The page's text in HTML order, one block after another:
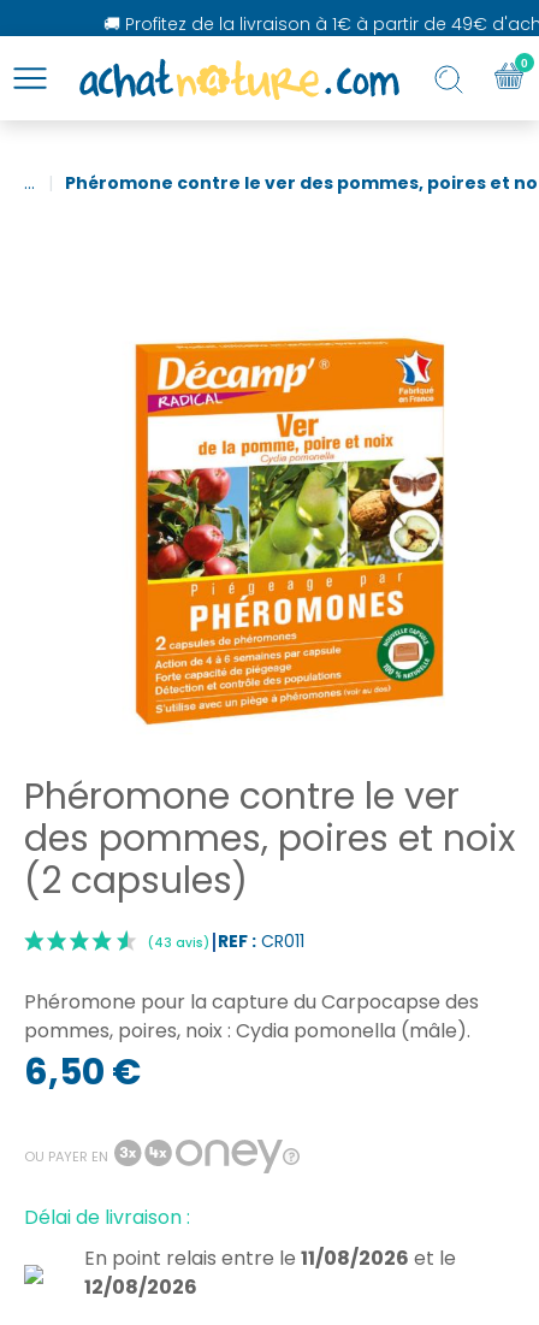
🚚 Profitez de la livraison à 1€ à partir de 49€ d'achat
... Phéromone contre le ver des pommes, poires et
Phéromone contre le ver
des pommes, poires et noix
(2 capsules)
REF : CR011
Phéromone pour la capture du Carpocapse des
pommes, poires, noix : Cydia pomonella (mâle).
6,50 €
OU PAYER EN
Délai de livraison :
En point relais entre le 11/08/2026 et le
12/08/2026
0